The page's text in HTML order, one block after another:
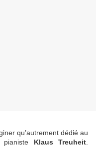
qu’autrement dédié au
pianiste Klaus Treuheit